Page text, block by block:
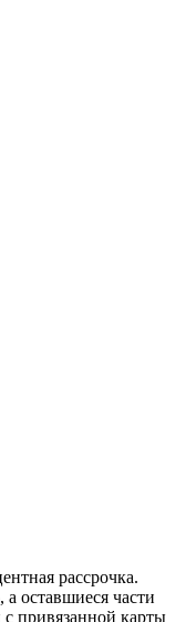
рассрочка.
а оставшиеся части
с привязанной карты